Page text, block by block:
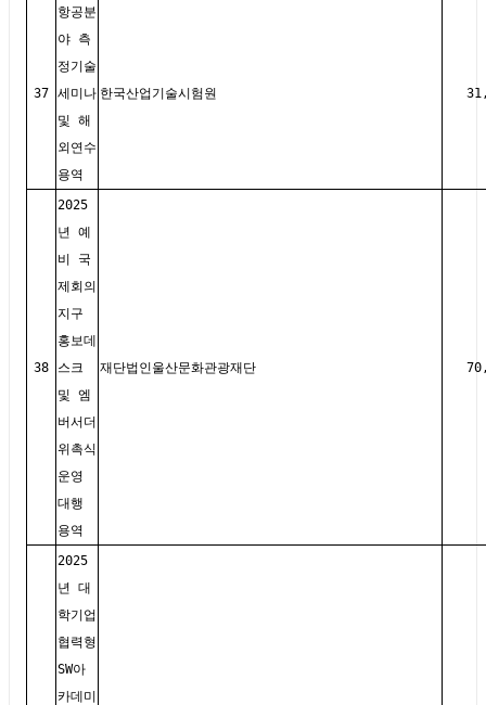
37
항공분
야 측
정기술
세미나
및 해
외연수
용역
한국산업기술시험원
38
2025
년 예
비 국
제회의
지구
홍보데
스크
및 엠
버서더
위촉식
운영
대행
용역
재단법인울산문화관광재단
2025
년 대
학기업
협력형
SW아
카데미